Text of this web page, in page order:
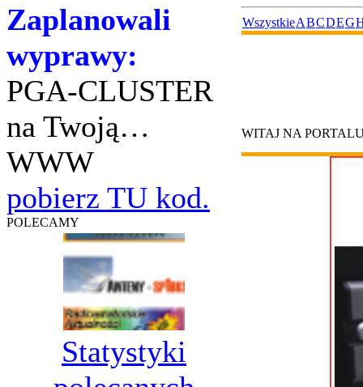
Zaplanowali
wyprawy:
PGA-CLUSTER
na Twoją…
WWW
pobierz TU kod.
POLECAMY
Statystyki
WszystkieABCDEG
WITAJ NA